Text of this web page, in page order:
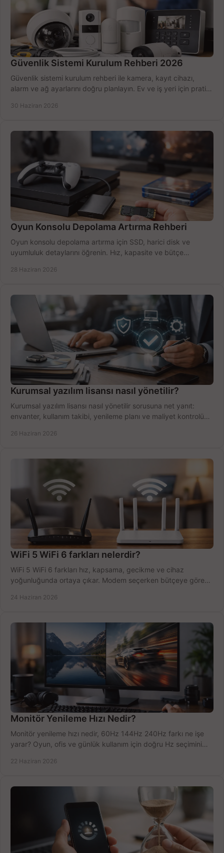
Güvenlik Sistemi Kurulum Rehberi 2026
Güvenlik sistemi kurulum rehberi ile kamera, kayıt cihazı,
alarm ve ağ ayarlarını doğru planlayın. Ev ve iş yeri için pratik
30 Haziran 2026
Oyun Konsolu Depolama Artırma Rehberi
Oyun konsolu depolama artırma için SSD, harici disk ve
uyumluluk detaylarını öğrenin. Hız, kapasite ve bütçe
28 Haziran 2026
Kurumsal yazılım lisansı nasıl yönetilir?
Kurumsal yazılım lisansı nasıl yönetilir sorusuna net yanıt:
envanter, kullanım takibi, yenileme planı ve maliyet kontrolü
26 Haziran 2026
WiFi 5 WiFi 6 farkları nelerdir?
WiFi 5 WiFi 6 farkları hız, kapsama, gecikme ve cihaz
yoğunluğunda ortaya çıkar. Modem seçerken bütçeye göre
24 Haziran 2026
Monitör Yenileme Hızı Nedir?
Monitör yenileme hızı nedir, 60Hz 144Hz 240Hz farkı ne işe
yarar? Oyun, ofis ve günlük kullanım için doğru Hz seçimini
22 Haziran 2026